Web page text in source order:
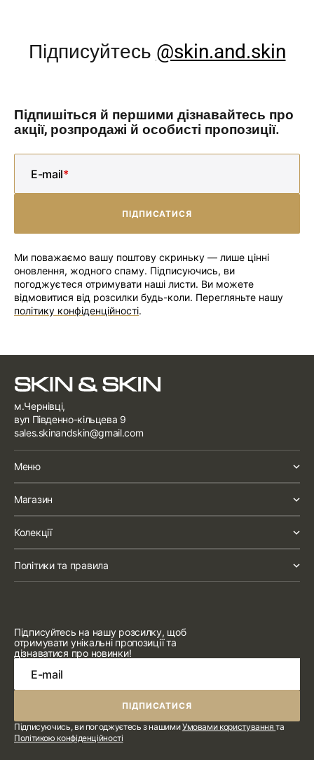
Підписуйтесь @skin.and.skin
Підпишіться й першими дізнавайтесь про
акції, розпродажі й особисті пропозиції.
E-mail
ПІДПИСАТИСЯ
ПІДПИСАТИСЯ
Ми поважаємо вашу поштову скриньку — лише цінні
оновлення, жодного спаму. Підписуючись, ви
погоджуєтеся отримувати наші листи. Ви можете
відмовитися від розсилки будь-коли. Перегляньте нашу
політику конфіденційності.
м.Чернівці,
вул Південно-кільцева 9
sales.skinandskin@gmail.com
Меню
Магазин
Колекції
Політики та правила
Підписуйтесь на нашу розсилку, щоб
отримувати унікальні пропозиції та
дізнаватися про новинки!
E-mail
ПІДПИСАТИСЯ
ПІДПИСАТИСЯ
Підписуючись, ви погоджуєтесь з нашимиУмовами користуваннята
Політикою конфіденційності